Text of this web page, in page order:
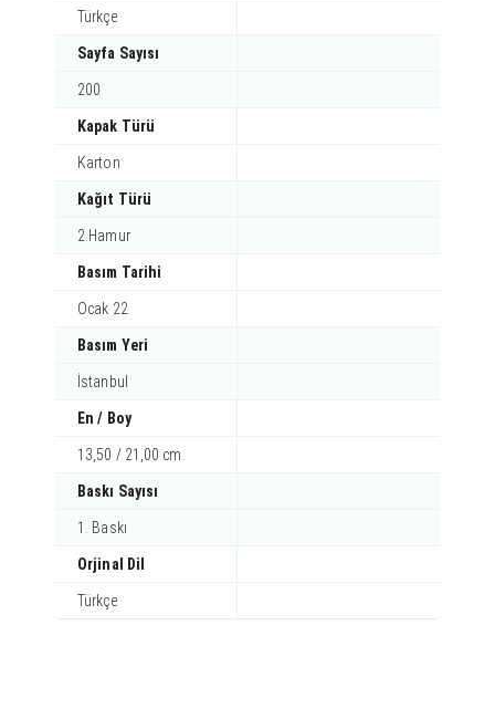
Türkçe
Sayfa Sayısı
200
Kapak Türü
Karton
Kağıt Türü
2.Hamur
Basım Tarihi
Ocak 22
Basım Yeri
İstanbul
En / Boy
13,50 / 21,00 cm.
Baskı Sayısı
1. Baskı
Orjinal Dil
Türkçe